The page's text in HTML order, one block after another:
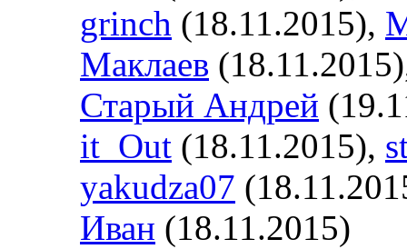
grinch (18.11.2015),
Маклаев
Старый Андрей
it_Out (18.11.2015),
yakudza07
Иван (18.11.2015)